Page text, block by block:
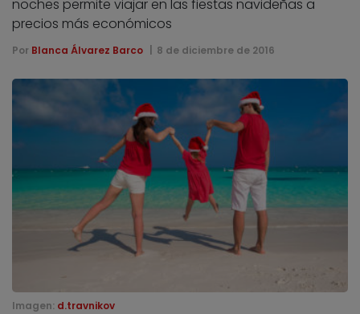
noches permite viajar en las fiestas navideñas a
precios más económicos
Por Blanca Álvarez Barco 8 de diciembre de 2016
Imagen: d.travnikov